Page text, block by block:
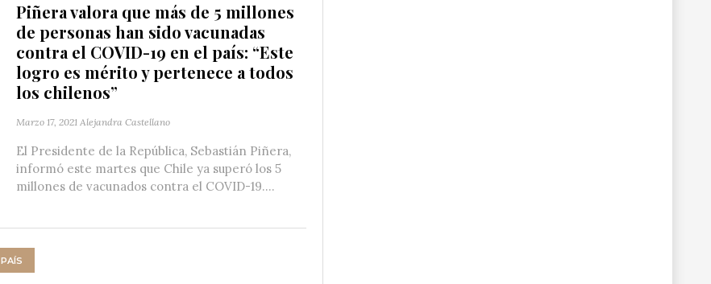
Piñera valora que más de 5 millones
de personas han sido vacunadas
contra el COVID-19 en el país: “Este
logro es mérito y pertenece a todos
los chilenos”
Marzo 17, 2021 Alejandra Castellano
El Presidente de la República, Sebastián Piñera,
informó este martes que Chile ya superó los 5
millones de vacunados contra el COVID-19....
PAÍS